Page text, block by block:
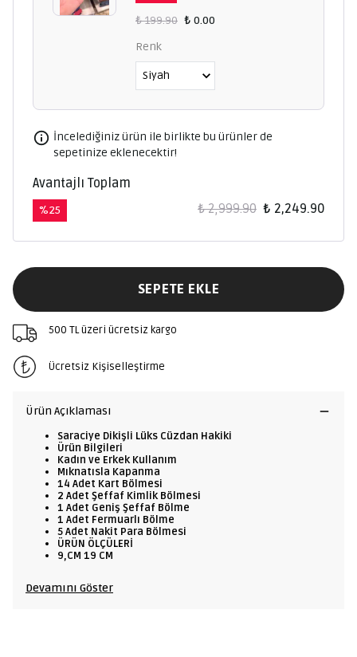
₺ 199.90 ₺ 0.00
Renk
İncelediğiniz ürün ile birlikte bu ürünler de
sepetinize eklenecektir!
Avantajlı Toplam
%25 ₺ 2,999.90 ₺ 2,249.90
SEPETE EKLE
500 TL üzeri ücretsiz kargo
Ücretsiz Kişiselleştirme
Ürün Açıklaması
Saraciye Dikişli Lüks Cüzdan Hakiki
Ürün Bilgileri
Kadın ve Erkek Kullanım
Mıknatısla Kapanma
14 Adet Kart Bölmesi
2 Adet Şeffaf Kimlik Bölmesi
1 Adet Geniş Şeffaf Bölme
1 Adet Fermuarlı Bölme
5 Adet Nakit Para Bölmesi
ÜRÜN ÖLÇÜLERİ
9,CM 19 CM
Devamını Göster